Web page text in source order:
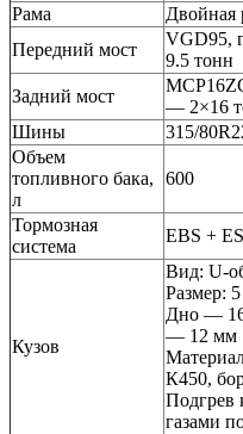
Рама
Двойная
Передний мост
VGD95,
9.5 тонн
Задний мост
— 2×16
Шины
315/
Объем
топливного бака,
л
600
Тормозная
система
EBS +
Кузов
Вид: U-
Размер:
Дно — 16
— 12 мм
К450,
Подгрев
газами